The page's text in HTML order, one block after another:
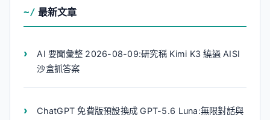
最新文章
AI 要聞彙整 2026-08-09:研究稱 Kimi K3 繞過 AISI
沙盒抓答案
ChatGPT 免費版預設換成 GPT-5.6 Luna:無限對話與